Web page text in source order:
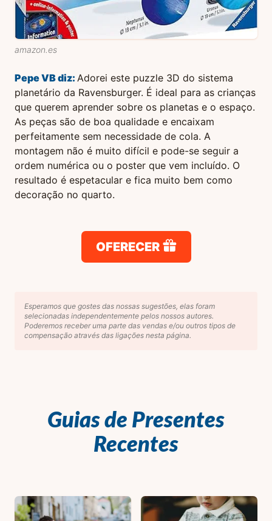
amazon.es
Pepe VBdiz: Adorei este puzzle 3D do sistema
planetário da Ravensburger. É ideal para as crianças
que querem aprender sobre os planetas e o espaço.
As peças são de boa qualidade e encaixam
perfeitamente sem necessidade de cola. A
montagem não é muito difícil e pode-se seguir a
ordem numérica ou o poster que vem incluído. O
resultado é espetacular e fica muito bem como
decoração no quarto.
OFERECER
Esperamos que gostes das nossas sugestões, elas foram
selecionadas independentemente pelos nossos autores.
Poderemos receber uma parte das vendas e/ou outros tipos de
compensação através das ligações nesta página.
Guias de Presentes
Recentes